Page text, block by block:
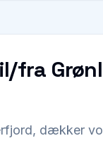
fra
dækker